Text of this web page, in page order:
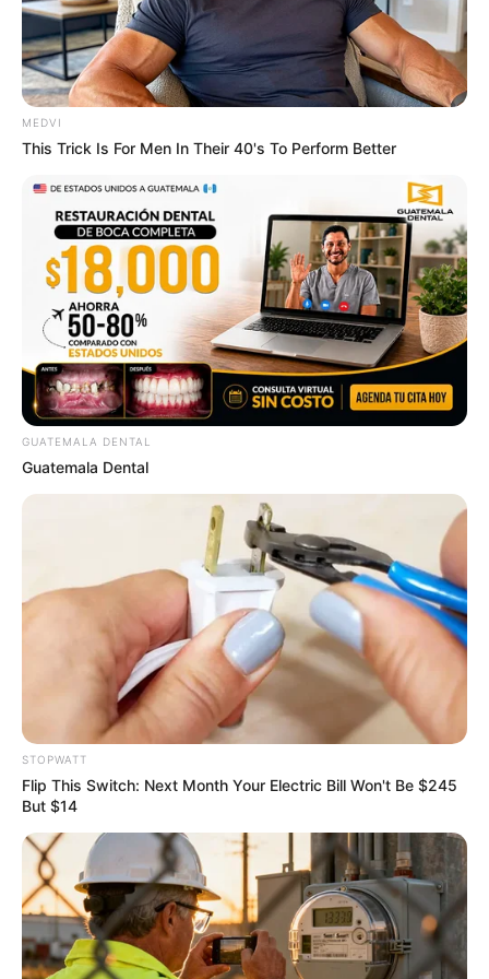
Why this ordinary drink is the secret to feeling
your best every day
CTA FAVORITE
Why everything you thought you knew about water
might be wrong
CTA LOVE
Why this ordinary drink is the secret to feeling
your best every day
CTA LOVE
MEDVI
This Trick Is For Men In Their 40's To Perform Better
GUATEMALA DENTAL
Guatemala Dental
STOPWATT
Flip This Switch: Next Month Your Electric Bill Won't Be $245
But $14